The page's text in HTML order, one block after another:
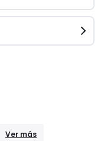
REBAJAS
Ver más